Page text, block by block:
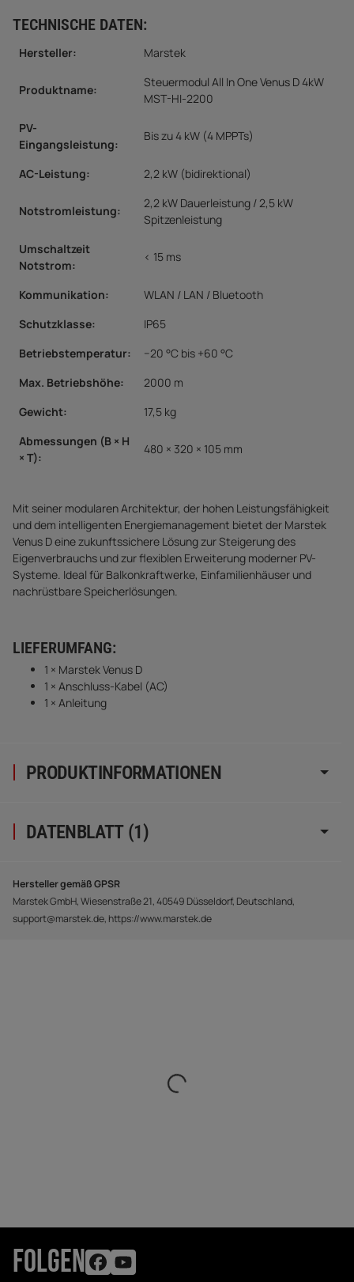
PRODUKTINFORMATIONEN
TECHNISCHE DATEN:
Hersteller: Marstek
Produktname:
Steuermodul All In One Venus D 4kW
MST-HI-2200
PV-
Eingangsleistung:
Bis zu 4 kW (4 MPPTs)
AC-Leistung: 2,2 kW (bidirektional)
Notstromleistung:
2,2 kW Dauerleistung / 2,5 kW
Spitzenleistung
Umschaltzeit
Notstrom:
< 15 ms
Kommunikation:
WLAN / LAN / Bluetooth
Schutzklasse:
IP65
Betriebstemperatur:
−20 °C bis +60 °C
Max. Betriebshöhe:
2000 m
Gewicht:
17,5 kg
Abmessungen (B × H
× T):
480 × 320 × 105 mm
Mit seiner modularen Architektur, der hohen Leistungsfähigkeit
und dem intelligenten Energiemanagement bietet der Marstek
Venus D eine zukunftssichere Lösung zur Steigerung des
Eigenverbrauchs und zur flexiblen Erweiterung moderner PV-
Systeme. Ideal für Balkonkraftwerke, Einfamilienhäuser und
nachrüstbare Speicherlösungen.
LIEFERUMFANG:
1 × Marstek Venus D
1 × Anschluss-Kabel (AC)
1 × Anleitung
DATENBLATT (1)
Hersteller gemäß GPSR
Marstek GmbH, Wiesenstraße 21, 40549 Düsseldorf, Deutschland,
support@marstek.de, https://www.marstek.de
FOLGEN